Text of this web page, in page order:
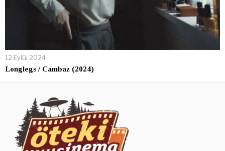
12 Eylül 2024
Longlegs / Cambaz (2024)